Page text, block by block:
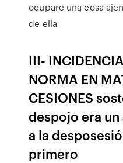
ocupare una cosa
de ella
III-
NORMA EN
CESIONES
despojo era
a la
primero